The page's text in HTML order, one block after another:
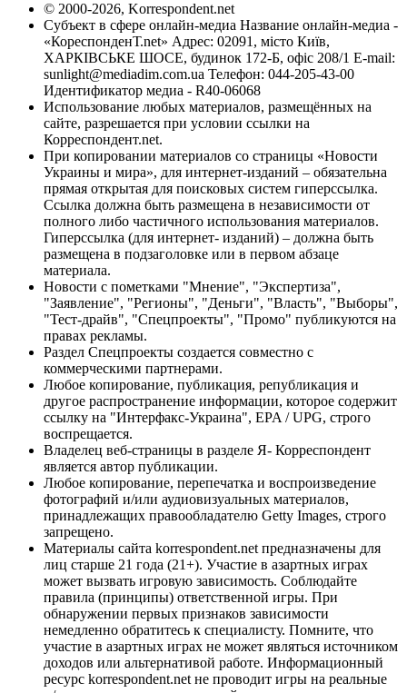
© 2000-2026, Korrespondent.net
Субъект в сфере онлайн-медиа Название онлайн-медиа -
«КореспонденТ.net» Адрес: 02091, місто Київ,
ХАРКІВСЬКЕ ШОСЕ, будинок 172-Б, офіс 208/1 E-mail:
sunlight@mediadim.com.ua Телефон: 044-205-43-00
Идентификатор медиа - R40-06068
Использование любых материалов, размещённых на
сайте, разрешается при условии ссылки на
Корреспондент.net.
При копировании материалов со страницы «Новости
Украины и мира», для интернет-изданий – обязательна
прямая открытая для поисковых систем гиперссылка.
Ссылка должна быть размещена в независимости от
полного либо частичного использования материалов.
Гиперссылка (для интернет- изданий) – должна быть
размещена в подзаголовке или в первом абзаце
материала.
Новости с пометками "Мнение", "Экспертиза",
"Заявление", "Регионы", "Деньги", "Власть", "Выборы",
"Тест-драйв", "Спецпроекты", "Промо" публикуются на
правах рекламы.
Раздел Спецпроекты создается совместно с
коммерческими партнерами.
Любое копирование, публикация, републикация и
другое распространение информации, которое содержит
ссылку на "Интерфакс-Украина", EPA / UPG, строго
воспрещается.
Владелец веб-страницы в разделе Я- Корреспондент
является автор публикации.
Любое копирование, перепечатка и воспроизведение
фотографий и/или аудиовизуальных материалов,
принадлежащих правообладателю Getty Images, строго
запрещено.
Материалы сайта korrespondent.net предназначены для
лиц старше 21 года (21+). Участие в азартных играх
может вызвать игровую зависимость. Соблюдайте
правила (принципы) ответственной игры. При
обнаружении первых признаков зависимости
немедленно обратитесь к специалисту. Помните, что
участие в азартных играх не может являться источником
доходов или альтернативой работе. Информационный
ресурс korrespondent.net не проводит игры на реальные